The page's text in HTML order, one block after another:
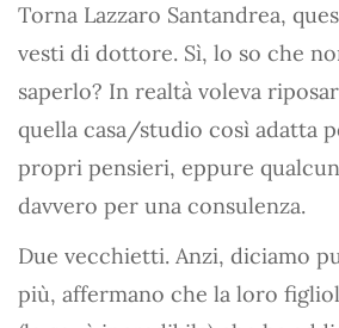
Torna Lazzaro Santandrea,
vesti di dottore. Sì, lo so che
saperlo? In realtà voleva
quella casa/studio così adatta
propri pensieri, eppure
davvero per una consulenza.
Due vecchietti. Anzi, diciamo
più, affermano che la loro